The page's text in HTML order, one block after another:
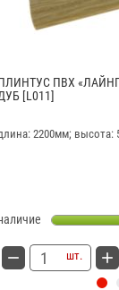
ПВХ
[L011]
2200мм;
шт.